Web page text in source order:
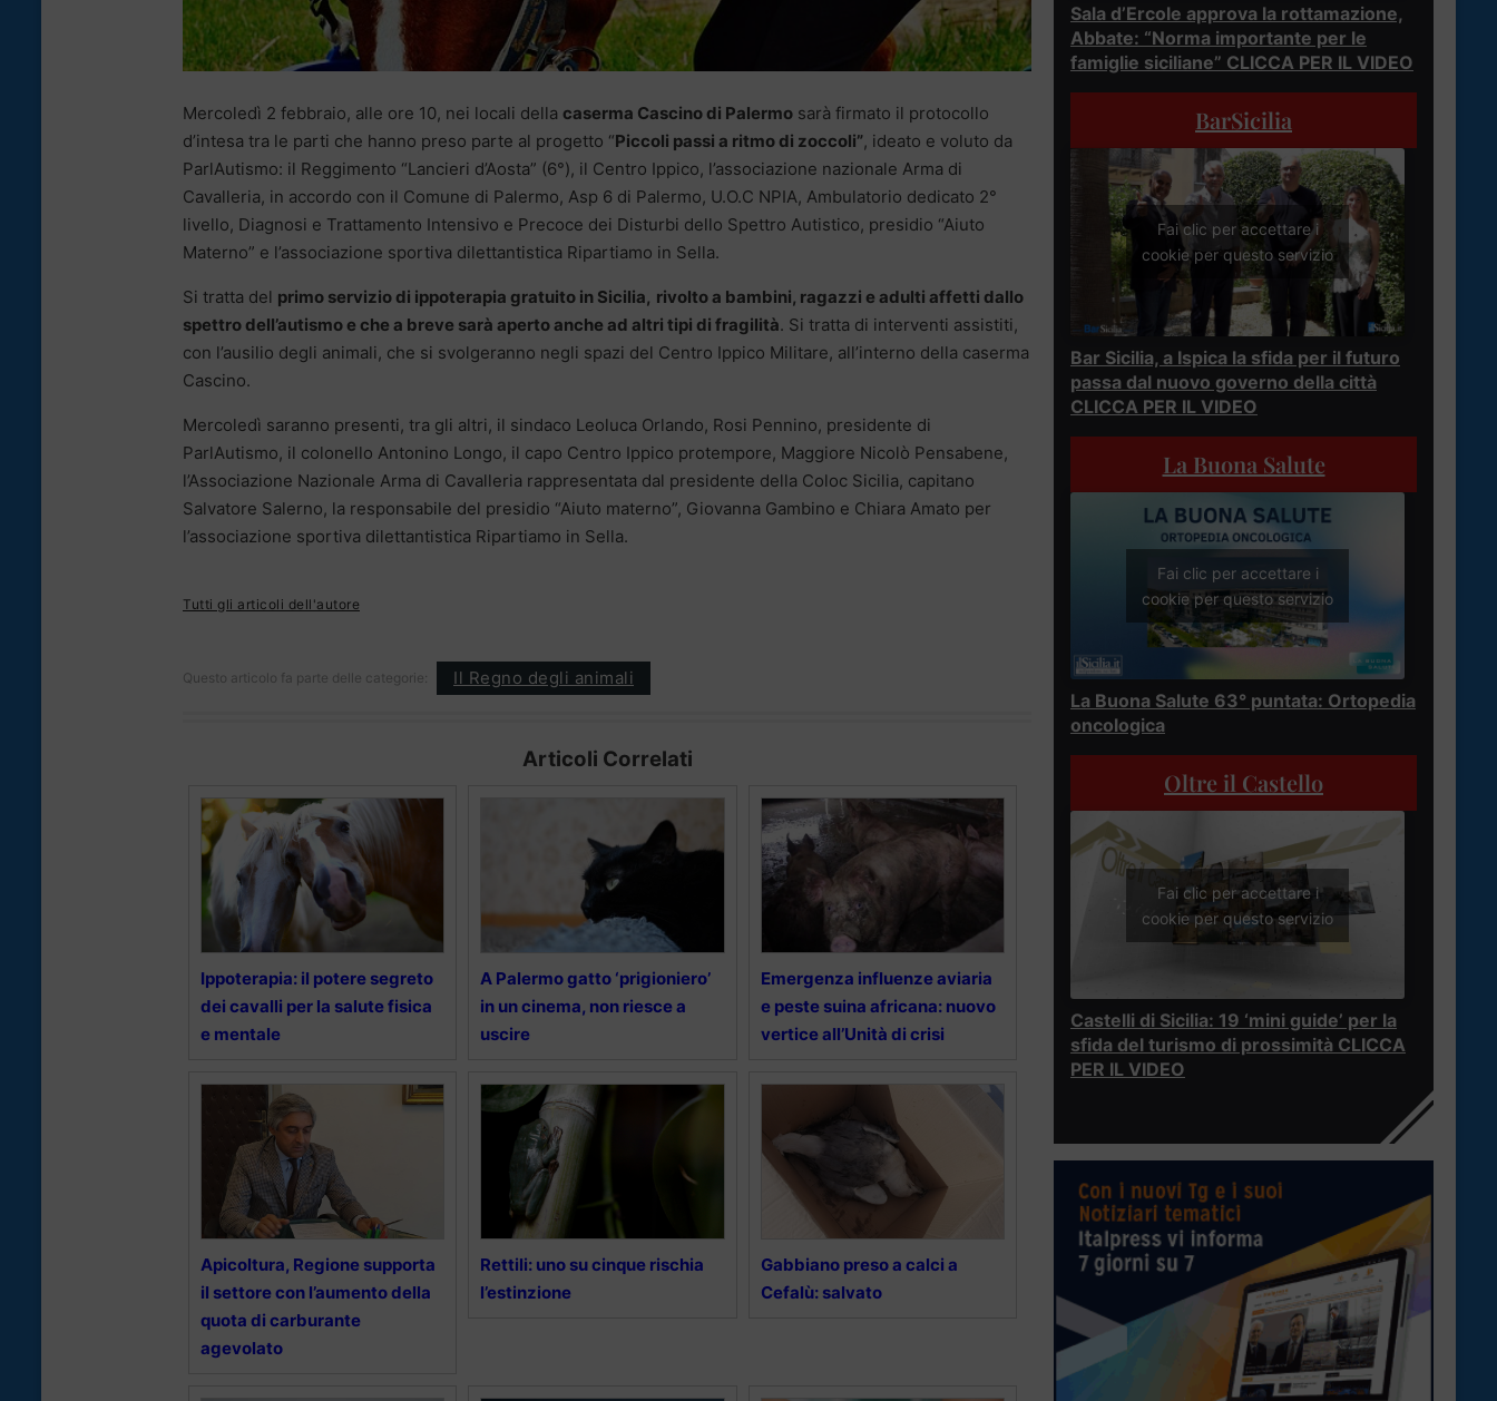
Mercoledì 2 febbraio, alle ore 10, nei locali della caserma Cascino di Palermo sarà firmato il protocollo
d’intesa tra le parti che hanno preso parte al progetto “Piccoli passi a ritmo di zoccoli”, ideato e voluto da
ParlAutismo: il Reggimento “Lancieri d’Aosta” (6°), il Centro Ippico, l’associazione nazionale Arma di
Cavalleria, in accordo con il Comune di Palermo, Asp 6 di Palermo, U.O.C NPIA, Ambulatorio dedicato 2°
livello, Diagnosi e Trattamento Intensivo e Precoce dei Disturbi dello Spettro Autistico, presidio “Aiuto
Materno” e l’associazione sportiva dilettantistica Ripartiamo in Sella.
Si tratta del primo servizio di ippoterapia gratuito in Sicilia, rivolto a bambini, ragazzi e adulti affetti dallo
spettro dell’autismo e che a breve sarà aperto anche ad altri tipi di fragilità. Si tratta di interventi assistiti,
con l’ausilio degli animali, che si svolgeranno negli spazi del Centro Ippico Militare, all’interno della caserma
Cascino.
Mercoledì saranno presenti, tra gli altri, il sindaco Leoluca Orlando, Rosi Pennino, presidente di
ParlAutismo, il colonello Antonino Longo, il capo Centro Ippico protempore, Maggiore Nicolò Pensabene,
l’Associazione Nazionale Arma di Cavalleria rappresentata dal presidente della Coloc Sicilia, capitano
Salvatore Salerno, la responsabile del presidio “Aiuto materno”, Giovanna Gambino e Chiara Amato per
l’associazione sportiva dilettantistica Ripartiamo in Sella.
Tutti gli articoli dell'autore
Questo articolo fa parte delle categorie: Il Regno degli animali
Articoli Correlati
Ippoterapia: il potere segreto
dei cavalli per la salute fisica
e mentale
A Palermo gatto ‘prigioniero’
in un cinema, non riesce a
uscire
Emergenza influenze aviaria
e peste suina africana: nuovo
vertice all’Unità di crisi
Apicoltura, Regione supporta
il settore con l’aumento della
quota di carburante
agevolato
Rettili: uno su cinque rischia
l’estinzione
Gabbiano preso a calci a
Cefalù: salvato
Sala d’Ercole approva la rottamazione,
Abbate: “Norma importante per le
famiglie siciliane” CLICCA PER IL VIDEO
BarSicilia
Fai clic per accettare i
cookie per questo servizio
Bar Sicilia, a Ispica la sfida per il futuro
passa dal nuovo governo della città
CLICCA PER IL VIDEO
La Buona Salute
Fai clic per accettare i
cookie per questo servizio
La Buona Salute 63° puntata: Ortopedia
oncologica
Oltre il Castello
Fai clic per accettare i
cookie per questo servizio
Castelli di Sicilia: 19 ‘mini guide’ per la
sfida del turismo di prossimità CLICCA
PER IL VIDEO